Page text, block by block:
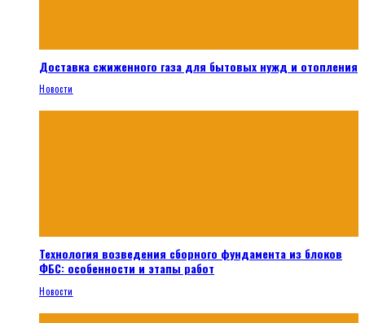
Доставка сжиженного газа для бытовых нужд и отопления
Новости
Технология возведения сборного фундамента из блоков
ФБС: особенности и этапы работ
Новости